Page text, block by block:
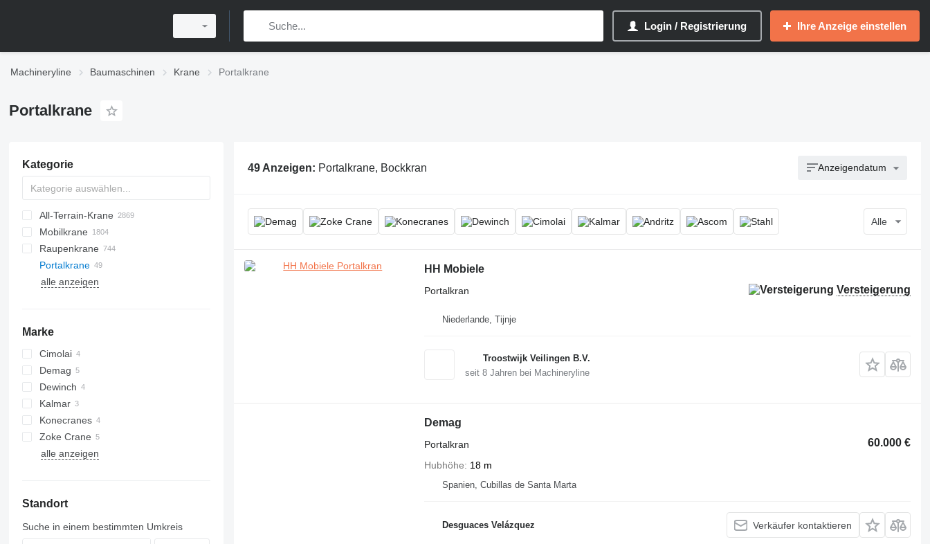
Login / Registrierung Ihre Anzeige einstellen
Machineryline Baumaschinen Krane Portalkrane
Portalkrane
Kategorie
All-Terrain-Krane
Mobilkrane
Raupenkrane
Portalkrane
alle anzeigen
Marke
Cimolai
Demag
Dewinch
10
Kalmar
Konecranes
Zoke Crane
alle anzeigen
Standort
Suche in einem bestimmten Umkreis
49 Anzeigen: Portalkrane, Bockkran Anzeigendatum
Alle
HH Mobiele
Versteigerung
Portalkran
Niederlande, Tijnje
Troostwijk Veilingen B.V.
seit 8Jahren bei Machineryline
Demag
60.000 €
Portalkran
Hubhöhe
18 m
Spanien, Cubillas de Santa Marta
Desguaces Velázquez Verkäufer kontaktieren